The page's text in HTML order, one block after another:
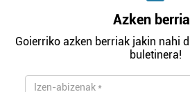
Azken
Goierriko azken berriak jakin nahi
buletinera!